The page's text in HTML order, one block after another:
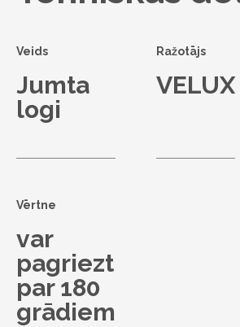
Veids
Jumta
logi
Ražotājs
VELUX
Vērtne
var
pagriezt
par 180
grādiem